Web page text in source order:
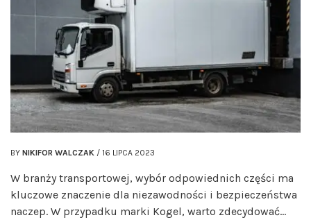
BY NIKIFOR WALCZAK / 16 LIPCA 2023
W branży transportowej, wybór odpowiednich części ma
kluczowe znaczenie dla niezawodności i bezpieczeństwa
naczep. W przypadku marki Kogel, warto zdecydować…